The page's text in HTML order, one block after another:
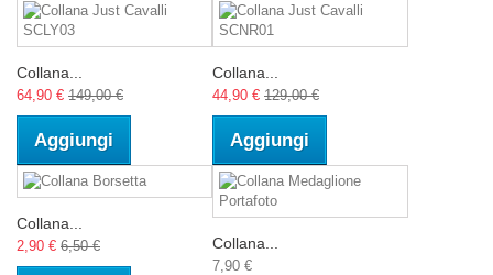
Collana...
64,90 € 149,00 €
Aggiungi
Collana...
44,90 € 129,00 €
Aggiungi
Collana...
2,90 € 6,50 € Collana...
7,90 €